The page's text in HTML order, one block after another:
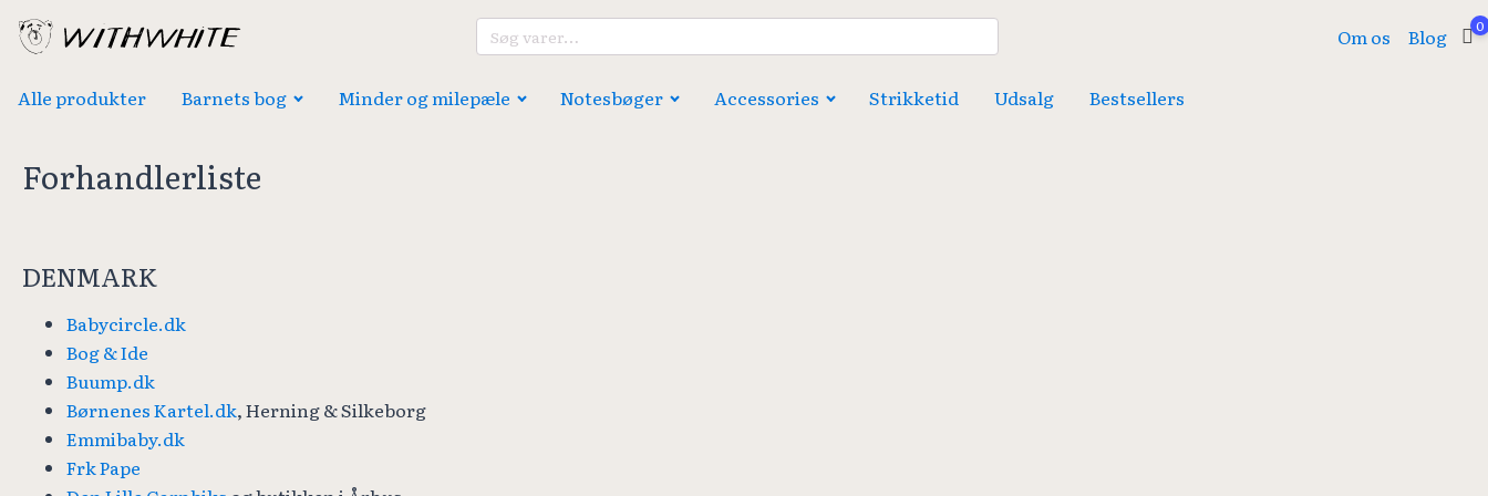
Søg
efter:
Om os Blog 0
Alle produkter Barnets bog Minder og milepæle Notesbøger Accessories Strikketid Udsalg Bestsellers
Forhandlerliste
DENMARK
Babycircle.dk
Bog & Ide
Buump.dk
Børnenes Kartel.dk, Herning & Silkeborg
Emmibaby.dk
Frk Pape